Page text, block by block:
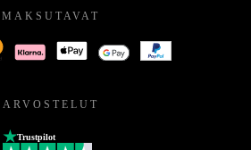
MAKSUTAVAT
ARVOSTELUT
Trustpilot